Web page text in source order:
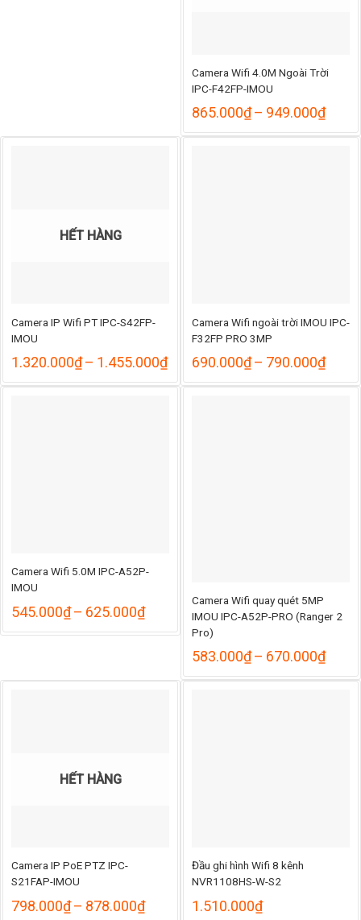
Camera Wifi 4.0M Ngoài Trời
IPC-F42FP-IMOU
865.000₫– 949.000₫
từ
HẾT HÀNG
Camera IP Wifi PT IPC-S42FP-
IMOU
1.320.000₫– 1.455.000₫Khoảng
từ
Camera Wifi ngoài trời IMOU IPC-
F32FP PRO 3MP
690.000₫– 790.000₫
từ
Camera Wifi 5.0M IPC-A52P-
IMOU
545.000₫– 625.000₫Khoảng
giá:
từ
545.000₫
625.000₫
Camera Wifi quay quét 5MP
IMOU IPC-A52P-PRO (Ranger 2
Pro)
583.000₫– 670.000₫
từ
HẾT HÀNG
Camera IP PoE PTZ IPC-
S21FAP-IMOU
798.000₫– 878.000₫Khoảng
Đầu ghi hình Wifi 8 kênh
NVR1108HS-W-S2
1.510.000₫